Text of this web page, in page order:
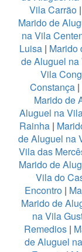
Vila Carrão|
Marido de
na Vila
Luisa | Marido
de Aluguel
Vila
Constança|
Marido de
Aluguel na
Rainha |
de Aluguel na
Vila das
Marido de
Vila do
Encontro|
Marido de
na Vila
Remedios|
de Aluguel